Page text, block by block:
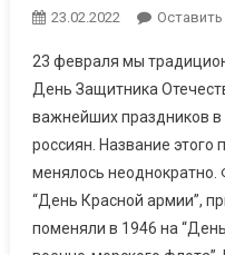
23.02.2022
23 февраля мы
День Защитника
важнейших праздников в
россиян. Название этого
менялось неоднократно.
“День Красной армии”,
поменяли в 1946 на